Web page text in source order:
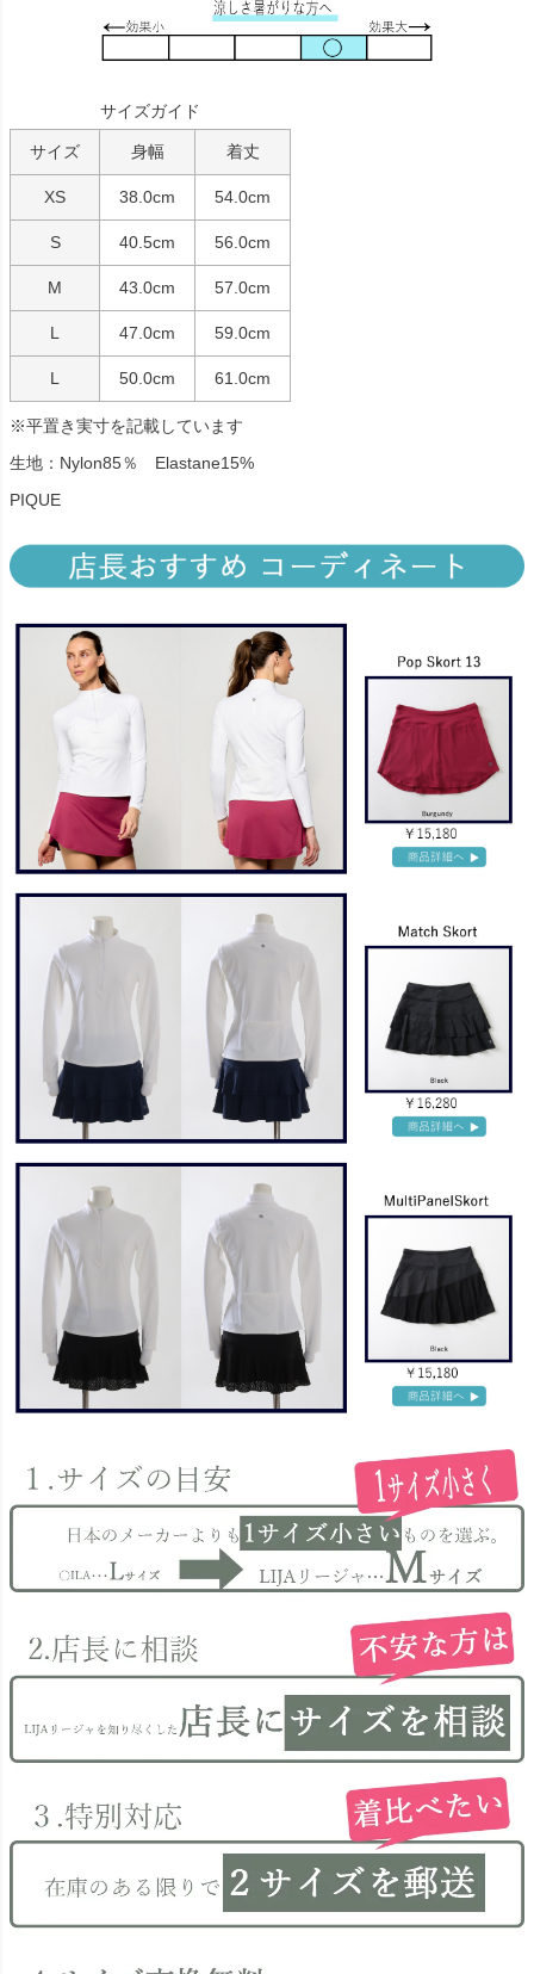
サイズガイド
サイズ 身幅 着丈
XS 38.0cm 54.0cm
S 40.5cm 56.0cm
M 43.0cm 57.0cm
L 47.0cm 59.0cm
L 50.0cm 61.0cm
※平置き実寸を記載しています
生地：Nylon85％ Elastane15%
PIQUE